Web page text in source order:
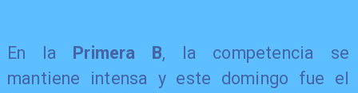
En la Primera B, la competencia se
mantiene intensa y este domingo fue el